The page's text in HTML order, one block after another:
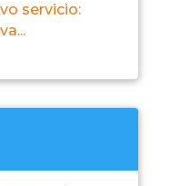
servicio: